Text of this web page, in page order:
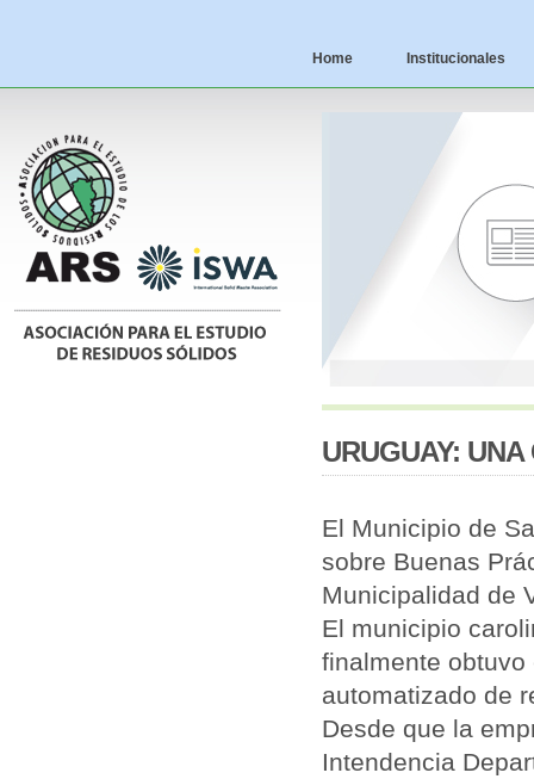
Home Institucionales
URUGUAY: UNA
El Municipio de
sobre Buenas
Municipalidad de
El municipio
finalmente
automatizado de
Desde que la
Intendencia